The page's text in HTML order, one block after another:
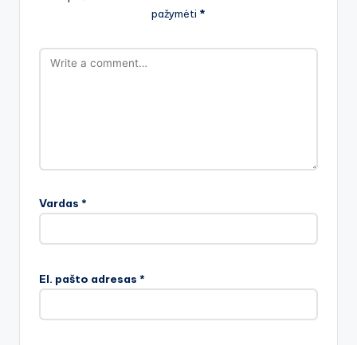
pažymėti *
Vardas *
El. pašto adresas *